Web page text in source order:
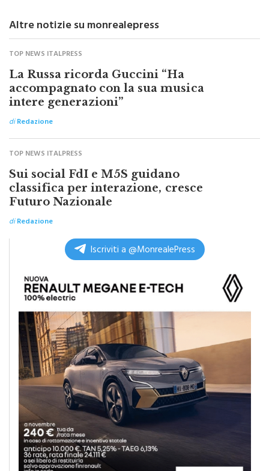
Altre notizie su monrealepress
TOP NEWS ITALPRESS
La Russa ricorda Guccini “Ha
accompagnato con la sua musica
intere generazioni”
diRedazione
TOP NEWS ITALPRESS
Sui social FdI e M5S guidano
classifica per interazione, cresce
Futuro Nazionale
diRedazione
Iscriviti a @MonrealePress